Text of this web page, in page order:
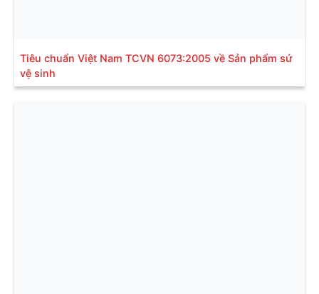
Tiêu chuẩn Việt Nam TCVN 6073:2005 về Sản phẩm sứ
vệ sinh